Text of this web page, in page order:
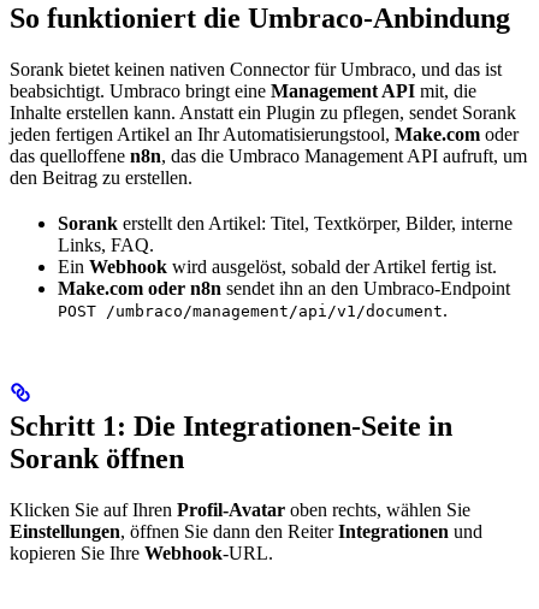
So funktioniert die Umbraco-Anbindung
Sorank bietet keinen nativen Connector für Umbraco, und das ist
beabsichtigt. Umbraco bringt eine Management API mit, die
Inhalte erstellen kann. Anstatt ein Plugin zu pflegen, sendet Sorank
jeden fertigen Artikel an Ihr Automatisierungstool, Make.com oder
das quelloffene n8n, das die Umbraco Management API aufruft, um
den Beitrag zu erstellen.
Sorank erstellt den Artikel: Titel, Textkörper, Bilder, interne
Links, FAQ.
Ein Webhook wird ausgelöst, sobald der Artikel fertig ist.
Make.com oder n8n sendet ihn an den Umbraco-Endpoint
POST /umbraco/management/api/v1/document.
Schritt 1: Die Integrationen-Seite in
Sorank öffnen
Klicken Sie auf Ihren Profil-Avatar oben rechts, wählen Sie
Einstellungen, öffnen Sie dann den ReiterIntegrationen und
kopieren Sie Ihre Webhook-URL.